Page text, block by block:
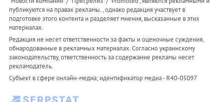
публикуются на правах рекламы. , однако редакция участвует в
подготовке этого контента и разделяет мнения, высказанные в этих
материалах.
Редакция не несет ответственности за факты и оценочные суждения,
обнародованные в рекламных материалах. Согласно украинскому
законодательству, ответственность за содержание рекламы несет
рекламодатель.
Субъект в сфере онлайн-медиа; идентификатор медиа - R40-05097